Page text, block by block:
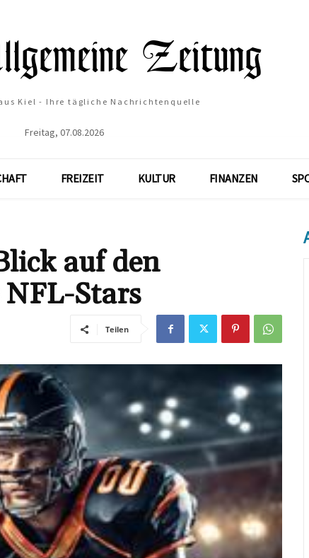
Kiel - Ihre tägliche Nachrichtenquelle
Freitag, 07.08.2026
FREIZEIT KULTUR FINANZEN
auf den
Stars
Teilen